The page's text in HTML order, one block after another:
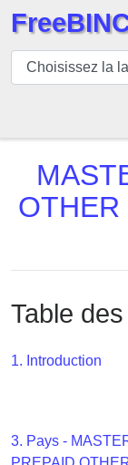
BIN
Vérificateur
Numéro
BIN
BIN
BIN
BIN
v2
Generator
from
Table
1. Introduction
3. Pays -